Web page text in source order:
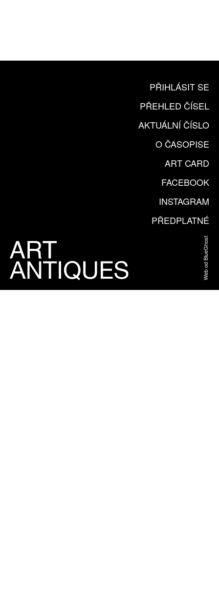
PŘIHLÁSIT SE
PŘEHLED ČÍSEL
AKTUÁLNÍ ČÍSLO
O ČASOPISE
ART CARD
FACEBOOK
INSTAGRAM
PŘEDPLATNÉ
Web od BlueGhost